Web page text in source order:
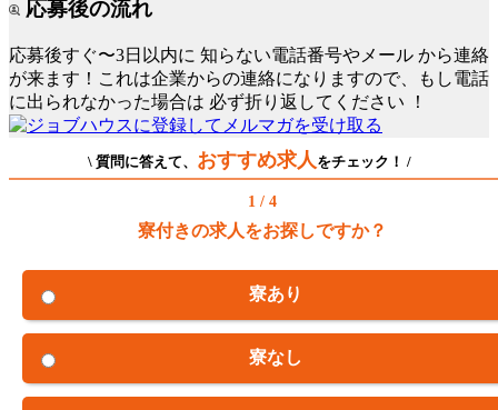
応募後の流れ
応募後すぐ〜3日以内に 知らない電話番号やメール から連絡
が来ます！これは企業からの連絡になりますので、もし電話
に出られなかった場合は 必ず折り返してください ！
\ 質問に答えて、 おすすめ求人をチェック！ /
1 / 4
寮付きの求人をお探しですか？
寮あり
寮なし